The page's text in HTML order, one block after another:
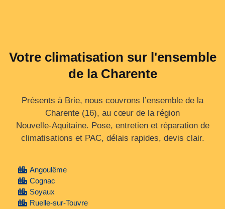
Votre climatisation sur l'ensemble
de la Charente
Présents à Brie, nous couvrons l’ensemble de la
Charente (16), au cœur de la région
Nouvelle‑Aquitaine. Pose, entretien et réparation de
climatisations et PAC, délais rapides, devis clair.
Angoulême
Cognac
Soyaux
Ruelle-sur-Touvre